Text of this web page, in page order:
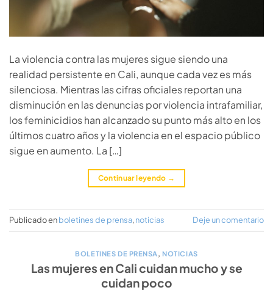
La violencia contra las mujeres sigue siendo una
realidad persistente en Cali, aunque cada vez es más
silenciosa. Mientras las cifras oficiales reportan una
disminución en las denuncias por violencia intrafamiliar,
los feminicidios han alcanzado su punto más alto en los
últimos cuatro años y la violencia en el espacio público
sigue en aumento. La […]
Continuar leyendo →
Publicado enboletines de prensa,noticias Deje un comentario
BOLETINES DE PRENSA,NOTICIAS
Las mujeres en Cali cuidan mucho y se
cuidan poco